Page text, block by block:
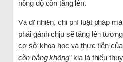
nồng độ cồn tăng lên.
Và dĩ nhiên, chi phí luật pháp
phải gánh chịu sẽ tăng lên
cơ sở khoa học và thực tiễn của
cồn bằng không” kia là thiếu